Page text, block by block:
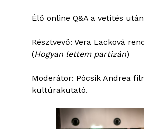
Élő online Q&A a vetítés
Résztvevő: Vera Lacková
(Hogyan lettem partizán)
Moderátor: Pócsik Andrea
kultúrakutató.